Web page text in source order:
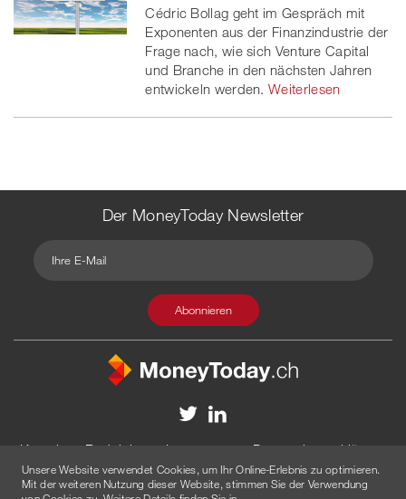
Cédric Bollag geht im Gespräch mit
Exponenten aus der Finanzindustrie der
Frage nach, wie sich Venture Capital
und Branche in den nächsten Jahren
entwickeln werden. Weiterlesen
Der MoneyToday Newsletter
Kontakt Redaktion Impressum
Datenschutzerklärung
Disclaimer
Werbung
Unsere Website verwendet Cookies, um Ihr Online-Erlebnis zu optimieren.
Mit der weiteren Nutzung dieser Website, stimmen Sie der Verwendung